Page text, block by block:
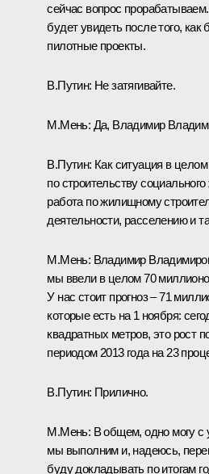
сейчас вопрос
будет увидеть после того, как
пилотные проекты.
В.Путин: Не затягивайте.
М.Мень: Да, Владимир
В.Путин: Как ситуация в
по строительству
работа по жилищному
деятельности, расселению и
М.Мень: Владимир
мы ввели в целом 70
У нас стоит прогноз – 71
которые есть на 1 ноября:
квадратных метров, это рост
периодом 2013 года на 23
В.Путин: Прилично.
М.Мень: В общем, одно могу с
мы выполним и, надеюсь,
буду докладывать по итогам